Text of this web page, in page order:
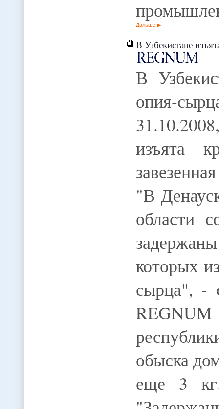
Дальше
В Узбекистане
В
опия-
изъята
"В
области
которых
сырца", -
обыска
еще 3